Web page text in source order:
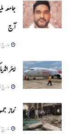
جامعہ
آج
مارچ 31, 2026
ایئر انڈیاکی 78 اضافی
مارچ 8, 2026
نماز
مارچ 7, 2026